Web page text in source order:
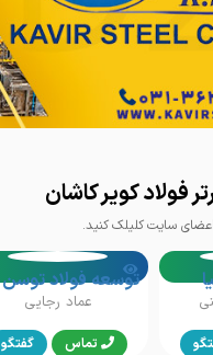
فولاد کویر کاشان
سایت کلیلک کنید.
عماد رجایی
تماس گفتگو